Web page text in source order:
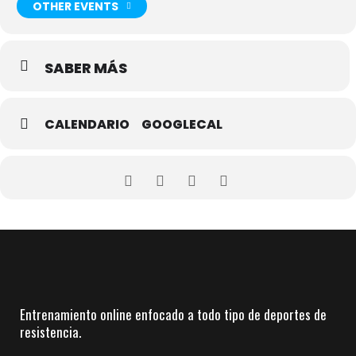
Si necesitas nuestros servicios de entrenamiento online, para
OTHER EVENTS
SABER MÁS
CALENDARIO GOOGLECAL
Entrenamiento online enfocado a todo tipo de deportes de
resistencia.